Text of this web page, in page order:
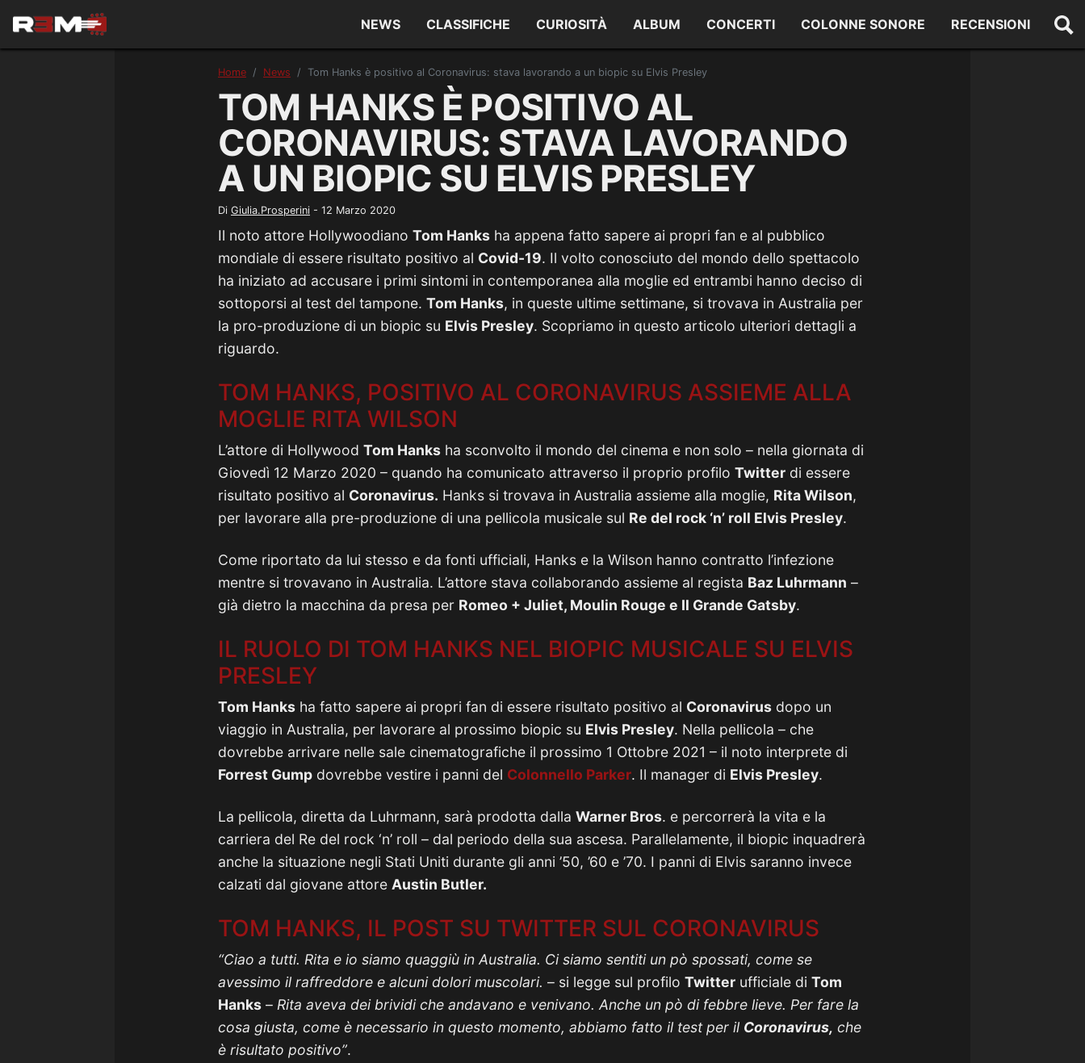
NEWS CLASSIFICHE CURIOSITÀ ALBUM CONCERTI COLONNE SONORE RECENSIONI
Home News Tom Hanks è positivo al Coronavirus: stava lavorando a un biopic su Elvis Presley
TOM HANKS È POSITIVO AL
CORONAVIRUS: STAVA LAVORANDO
A UN BIOPIC SU ELVIS PRESLEY
Di Giulia.Prosperini - 12 Marzo 2020
Il noto attore Hollywoodiano Tom Hanks ha appena fatto sapere ai propri fan e al pubblico
mondiale di essere risultato positivo al Covid-19. Il volto conosciuto del mondo dello spettacolo
ha iniziato ad accusare i primi sintomi in contemporanea alla moglie ed entrambi hanno deciso di
sottoporsi al test del tampone. Tom Hanks, in queste ultime settimane, si trovava in Australia per
la pro-produzione di un biopic su Elvis Presley. Scopriamo in questo articolo ulteriori dettagli a
riguardo.
TOM HANKS, POSITIVO AL CORONAVIRUS ASSIEME ALLA
MOGLIE RITA WILSON
L’attore di Hollywood Tom Hanks ha sconvolto il mondo del cinema e non solo – nella giornata di
Giovedì 12 Marzo 2020 – quando ha comunicato attraverso il proprio profilo Twitter di essere
risultato positivo al Coronavirus. Hanks si trovava in Australia assieme alla moglie, Rita Wilson,
per lavorare alla pre-produzione di una pellicola musicale sul Re del rock ‘n’ roll Elvis Presley.
Come riportato da lui stesso e da fonti ufficiali, Hanks e la Wilson hanno contratto l’infezione
mentre si trovavano in Australia. L’attore stava collaborando assieme al regista Baz Luhrmann –
già dietro la macchina da presa per Romeo + Juliet, Moulin Rouge e Il Grande Gatsby.
IL RUOLO DI TOM HANKS NEL BIOPIC MUSICALE SU ELVIS
PRESLEY
Tom Hanks ha fatto sapere ai propri fan di essere risultato positivo al Coronavirus dopo un
viaggio in Australia, per lavorare al prossimo biopic su Elvis Presley. Nella pellicola – che
dovrebbe arrivare nelle sale cinematografiche il prossimo 1 Ottobre 2021 – il noto interprete di
Forrest Gump dovrebbe vestire i panni del Colonnello Parker. Il manager di Elvis Presley.
La pellicola, diretta da Luhrmann, sarà prodotta dalla Warner Bros. e percorrerà la vita e la
carriera del Re del rock ‘n’ roll – dal periodo della sua ascesa. Parallelamente, il biopic inquadrerà
anche la situazione negli Stati Uniti durante gli anni ’50, ’60 e ’70. I panni di Elvis saranno invece
calzati dal giovane attore Austin Butler.
TOM HANKS, IL POST SU TWITTER SUL CORONAVIRUS
“Ciao a tutti. Rita e io siamo quaggiù in Australia. Ci siamo sentiti un pò spossati, come se
avessimo il raffreddore e alcuni dolori muscolari. – si legge sul profilo Twitter ufficiale di Tom
Hanks – Rita aveva dei brividi che andavano e venivano. Anche un pò di febbre lieve. Per fare la
cosa giusta, come è necessario in questo momento, abbiamo fatto il test per il Coronavirus, che
è risultato positivo”.